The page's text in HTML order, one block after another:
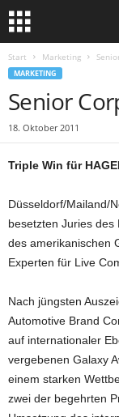
Start Marketing
MARKETING
Senior
18. Oktober 2011
Triple Win für
Düsseldorf/Mailand/
besetzten Juries des
des amerikanischen
Experten für Live
Nach jüngsten
Automotive Brand
auf internationaler
vergebenen Galaxy
einem starken
zwei der begehrten